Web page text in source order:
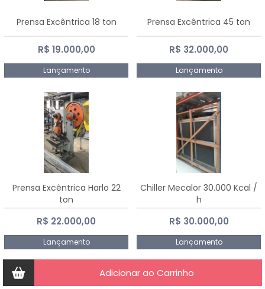
Prensa Excêntrica 18 ton
R$ 19.000,00
Lançamento
Prensa Excêntrica 45 ton
R$ 32.000,00
Lançamento
Prensa Excêntrica Harlo 22
ton
R$ 22.000,00
Lançamento
Chiller Mecalor 30.000 Kcal /
h
R$ 30.000,00
Lançamento
Adicionar ao Carrinho